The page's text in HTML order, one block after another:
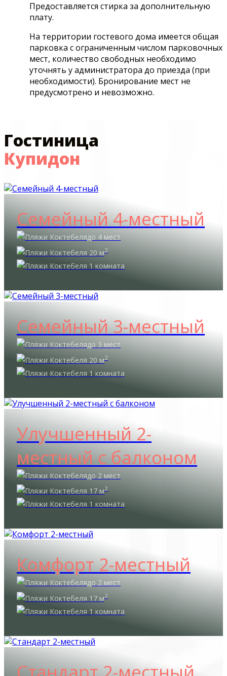
Предоставляется стирка за дополнительную
плату.
На территории гостевого дома имеется общая
парковка с ограниченным числом парковочных
мест, количество свободных необходимо
уточнять у администратора до приезда (при
необходимости). Бронирование мест не
предусмотрено и невозможно.
Гостиница
Купидон
Семейный 4-местный
до 4 мест
20 м2
1 комната
Семейный 3-местный
до 3 мест
20 м2
1 комната
Улучшенный 2-
местный с балконом
до 2 мест
17 м2
1 комната
Комфорт 2-местный
до 2 мест
17 м2
1 комната